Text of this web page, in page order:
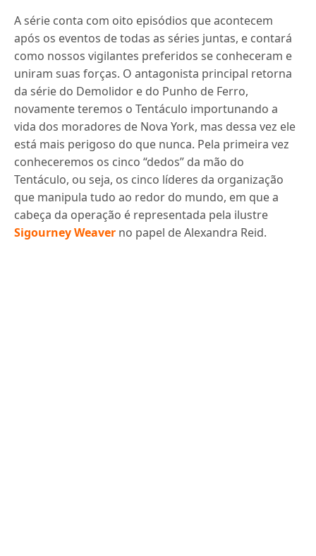
A série conta com oito episódios que acontecem
após os eventos de todas as séries juntas, e contará
como nossos vigilantes preferidos se conheceram e
uniram suas forças. O antagonista principal retorna
da série do Demolidor e do Punho de Ferro,
novamente teremos o Tentáculo importunando a
vida dos moradores de Nova York, mas dessa vez ele
está mais perigoso do que nunca. Pela primeira vez
conheceremos os cinco “dedos” da mão do
Tentáculo, ou seja, os cinco líderes da organização
que manipula tudo ao redor do mundo, em que a
cabeça da operação é representada pela ilustre
Sigourney Weaver no papel de Alexandra Reid.